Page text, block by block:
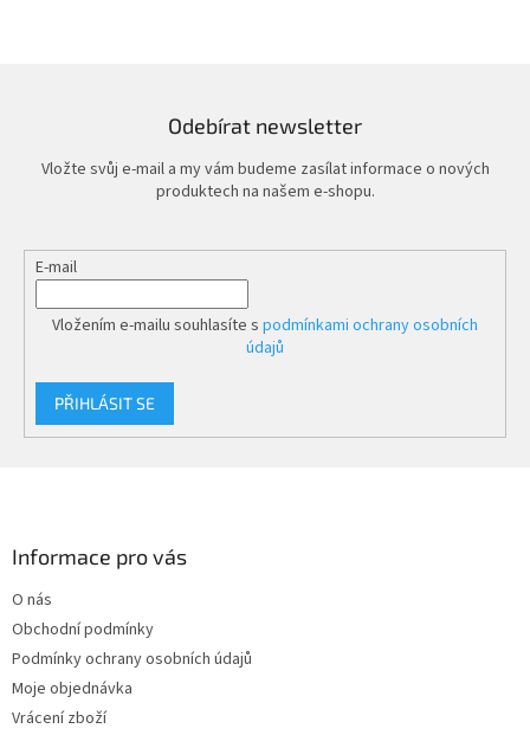
Odebírat newsletter
Vložte svůj e-mail a my vám budeme zasílat informace o nových
produktech na našem e-shopu.
E-mail
Vložením e-mailu souhlasíte s podmínkami ochrany osobních
údajů
PŘIHLÁSIT SE
Informace pro vás
O nás
Obchodní podmínky
Podmínky ochrany osobních údajů
Moje objednávka
Vrácení zboží